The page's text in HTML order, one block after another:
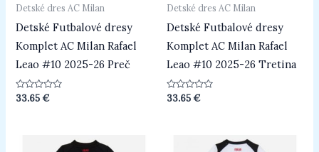
Detské dres AC Milan
Detské Futbalové dresy
Komplet AC Milan Rafael
Leao #10 2025-26 Preč
Hodnotenie
33.65€
Detské dres AC Milan
Detské Futbalové dresy
Komplet AC Milan Rafael
Leao #10 2025-26 Tretina
Hodnotenie
33.65€